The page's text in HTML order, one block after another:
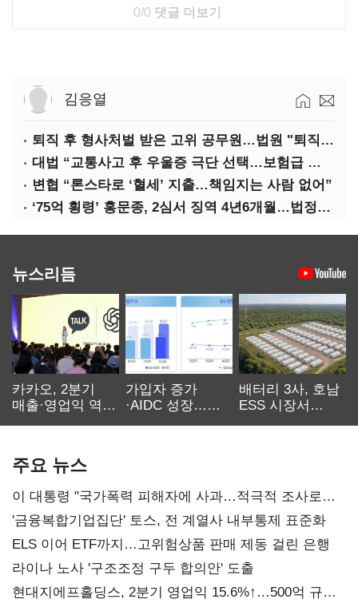
0/0 댓글 더보기
김응열
퇴직 후 형사처벌 받은 고위 공무원…법원 "퇴직수당 환수는 부당"
대법 “교통사고 후 우울증 극단 선택…보험급 지급해야”
변협 “론스타로 ‘혈세’ 지출…책임지는 사람 없어”
‘75억 횡령’ 홍문종, 2심서 징역 4년6개월…법정구속
뉴스리듬
카카오, 2분기
매출·영업익 역대
가입자 증가
·AIDC 성장…
배터리 3사, 호남
ESS 시장서
주요 뉴스
이 대통령 "국가폭력 피해자에 사과…적극적 조사로
진실 밝혀야"
'금융복합기업집단' 토스, 전 계열사 내부통제 표준화
ELS 이어 ETF까지…고위험상품 판매 제동 걸린 은행
라이나 노사 '구조조정 구두 합의안' 도출
현대지에프홀딩스, 2분기 영업익 15.6%↑…500억 규모